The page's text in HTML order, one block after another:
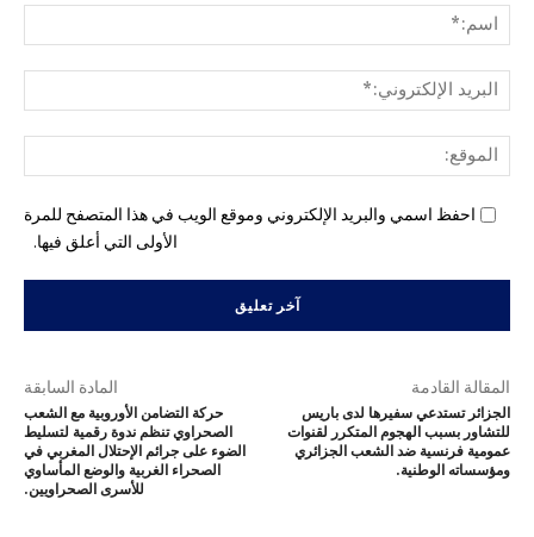
احفظ اسمي والبريد الإلكتروني وموقع الويب في هذا المتصفح للمرة
الأولى التي أعلق فيها.
المادة السابقة
حركة التضامن الأوروبية مع الشعب
الصحراوي تنظم ندوة رقمية لتسليط
الضوء على جرائم الإحتلال المغربي في
الصحراء الغربية والوضع المأساوي
للأسرى الصحراويين.
المقالة القادمة
الجزائر تستدعي سفيرها لدى باريس
للتشاور بسبب الهجوم المتكرر لقنوات
عمومية فرنسية ضد الشعب الجزائري
ومؤسساته الوطنية.